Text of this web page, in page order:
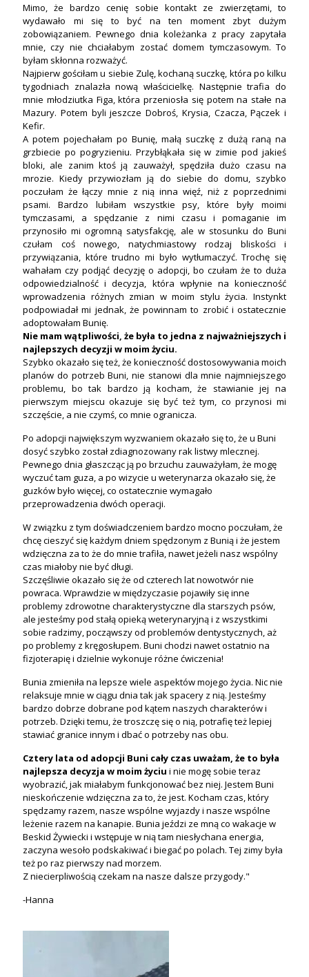
Mimo, że bardzo cenię sobie kontakt ze zwierzętami, to
wydawało mi się to być na ten moment zbyt dużym
zobowiązaniem. Pewnego dnia koleżanka z pracy zapytała
mnie, czy nie chciałabym zostać domem tymczasowym. To
byłam skłonna rozważyć.
Najpierw gościłam u siebie Zulę, kochaną suczkę, która po kilku
tygodniach znalazła nową właścicielkę. Następnie trafia do
mnie młodziutka Figa, która przeniosła się potem na stałe na
Mazury. Potem byli jeszcze Dobroś, Krysia, Czacza, Pączek i
Kefir.
A potem pojechałam po Bunię, małą suczkę z dużą raną na
grzbiecie po pogryzieniu. Przybłąkała się w zimie pod jakieś
bloki, ale zanim ktoś ją zauważył, spędziła dużo czasu na
mrozie. Kiedy przywiozłam ją do siebie do domu, szybko
poczułam że łączy mnie z nią inna więź, niż z poprzednimi
psami. Bardzo lubiłam wszystkie psy, które były moimi
tymczasami, a spędzanie z nimi czasu i pomaganie im
przynosiło mi ogromną satysfakcję, ale w stosunku do Buni
czułam coś nowego, natychmiastowy rodzaj bliskości i
przywiązania, które trudno mi było wytłumaczyć. Trochę się
wahałam czy podjąć decyzję o adopcji, bo czułam że to duża
odpowiedzialność i decyzja, która wpłynie na konieczność
wprowadzenia różnych zmian w moim stylu życia. Instynkt
podpowiadał mi jednak, że powinnam to zrobić i ostatecznie
adoptowałam Bunię.
Nie mam wątpliwości, że była to jedna z najważniejszych i
najlepszych decyzji w moim życiu.
Szybko okazało się też, że konieczność dostosowywania moich
planów do potrzeb Buni, nie stanowi dla mnie najmniejszego
problemu, bo tak bardzo ją kocham, że stawianie jej na
pierwszym miejscu okazuje się być też tym, co przynosi mi
szczęście, a nie czymś, co mnie ogranicza.
Po adopcji największym wyzwaniem okazało się to, że u Buni
dosyć szybko został zdiagnozowany rak listwy mlecznej.
Pewnego dnia głaszcząc ją po brzuchu zauważyłam, że mogę
wyczuć tam guza, a po wizycie u weterynarza okazało się, że
guzków było więcej, co ostatecznie wymagało
przeprowadzenia dwóch operacji.
W związku z tym doświadczeniem bardzo mocno poczułam, że
chcę cieszyć się każdym dniem spędzonym z Bunią i że jestem
wdzięczna za to że do mnie trafiła, nawet jeżeli nasz wspólny
czas miałoby nie być długi.
Szczęśliwie okazało się że od czterech lat nowotwór nie
powraca. Wprawdzie w międzyczasie pojawiły się inne
problemy zdrowotne charakterystyczne dla starszych psów,
ale jesteśmy pod stałą opieką weterynaryjną i z wszystkimi
sobie radzimy, począwszy od problemów dentystycznych, aż
po problemy z kręgosłupem. Buni chodzi nawet ostatnio na
fizjoterapię i dzielnie wykonuje różne ćwiczenia!
Bunia zmieniła na lepsze wiele aspektów mojego życia. Nic nie
relaksuje mnie w ciągu dnia tak jak spacery z nią. Jesteśmy
bardzo dobrze dobrane pod kątem naszych charakterów i
potrzeb. Dzięki temu, że troszczę się o nią, potrafię też lepiej
stawiać granice innym i dbać o potrzeby nas obu.
Cztery lata od adopcji Buni cały czas uważam, że to była
najlepsza decyzja w moim życiu i nie mogę sobie teraz
wyobrazić, jak miałabym funkcjonować bez niej. Jestem Buni
nieskończenie wdzięczna za to, że jest. Kocham czas, który
spędzamy razem, nasze wspólne wyjazdy i nasze wspólne
leżenie razem na kanapie. Bunia jeździ ze mną co wakacje w
Beskid Żywiecki i wstępuje w nią tam niesłychana energia,
zaczyna wesoło podskakiwać i biegać po polach. Tej zimy była
też po raz pierwszy nad morzem.
Z niecierpliwością czekam na nasze dalsze przygody."
-Hanna